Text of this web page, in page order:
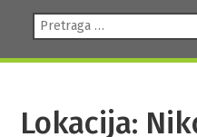
Pretraga:
Lokacija: